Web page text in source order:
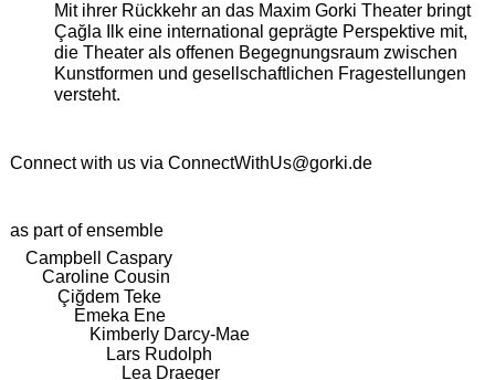
Mit ihrer Rückkehr an das Maxim Gorki Theater bringt
Çağla Ilk eine international geprägte Perspektive mit,
die Theater als offenen Begegnungsraum zwischen
Kunstformen und gesellschaftlichen Fragestellungen
versteht.
Connect with us via ConnectWithUs@gorki.de
as part of ensemble
Campbell Caspary
Caroline Cousin
Çiğdem Teke
Emeka Ene
Kimberly Darcy-Mae
Lars Rudolph
Lea Draeger